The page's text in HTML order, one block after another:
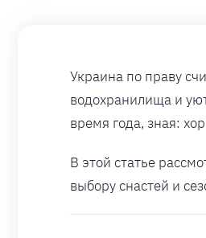
Украина по праву
водохранилища и
время года, зная:
В этой статье
выбору снастей и